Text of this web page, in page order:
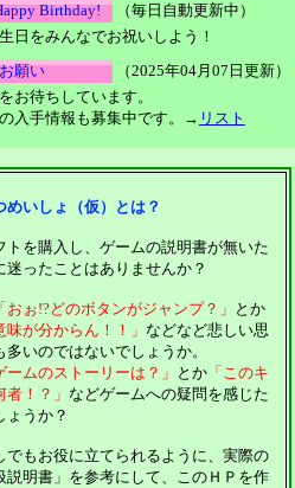
Birthday!
（毎日自動更新中）
んなでお祝いしよう！
願い
（2025年04月07日更新）
ちしています。
情報も募集中です。→ リスト
めいしょ（仮）とは？
トを購入し、ゲームの説明書が無いた
迷ったことはありませんか？
「おぉ!?どのボタンがジャンプ？」 とか
味が分からん！！」 などなど悲しい思
いのではないでしょうか。
ームのストーリーは？」 とか 「このキ
！？」 などゲームへの疑問を感じた
ょうか？
でもお役に立てられるように、実際の
説明書」を参考にして、このＨＰを作